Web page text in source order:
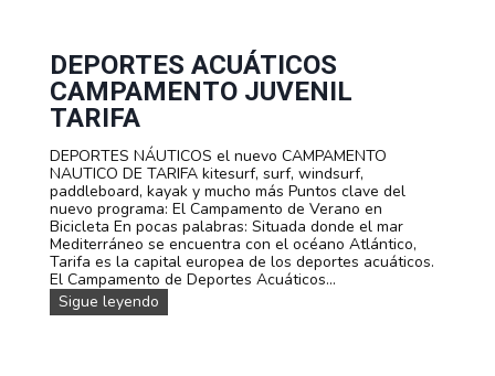
m
e
n
s
f
a
m
i
l
i
a
r
DEPORTES ACUÁTICOS
CAMPAMENTO JUVENIL
TARIFA
DEPORTES NÁUTICOS el nuevo CAMPAMENTO
NAUTICO DE TARIFA kitesurf, surf, windsurf,
paddleboard, kayak y mucho más Puntos clave del
nuevo programa: El Campamento de Verano en
Bicicleta En pocas palabras: Situada donde el mar
Mediterráneo se encuentra con el océano Atlántico,
Tarifa es la capital europea de los deportes acuáticos.
El Campamento de Deportes Acuáticos...
Sigue leyendo
E